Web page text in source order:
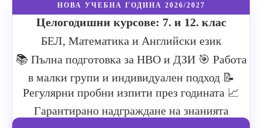
НОВА УЧЕБНА ГОДИНА 2026/2027
Целогодишни курсове: 7. и 12. клас
БЕЛ, Математика и Английски език
📚 Пълна подготовка за НВО и ДЗИ 🎯 Работа
в малки групи и индивидуален подход 📝
Регулярни пробни изпити през годината 📈
Гарантирано надграждане на знанията